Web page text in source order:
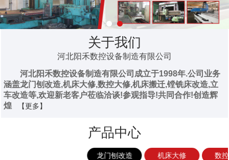
关于我们
河北阳禾数控设备制造有限公司
河北阳禾数控设备制造有限公司成立于1998年.公司业务
涵盖龙门刨改造,机床大修,数控大修,机床搬迁,镗铣床改造,立
车改造等,欢迎新老客户莅临洽谈!参观指导!共同合作!创造辉
煌
【更多】
产品中心
龙门刨改造 机床大修 数